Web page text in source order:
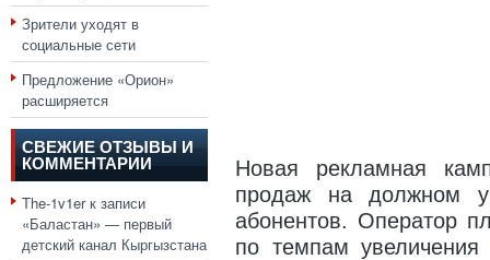
Зрители уходят в
социальные сети
Предложение «Орион»
расширяется
СВЕЖИЕ ОТЗЫВЫ И
КОММЕНТАРИИ
The-1v1erк записи
«Баластан» — первый
детский канал Кыргызстана
Новая рекламная
продаж на должном
абонентов. Оператор
по темпам увеличения